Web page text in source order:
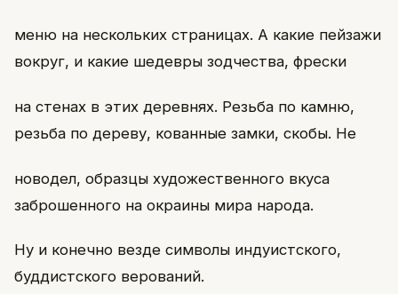
меню на нескольких страницах. А какие пейзажи
вокруг, и какие шедевры зодчества, фрески
на стенах в этих деревнях. Резьба по камню,
резьба по дереву, кованные замки, скобы. Не
новодел, образцы художественного вкуса
заброшенного на окраины мира народа.
Ну и конечно везде символы индуистского,
буддистского верований.